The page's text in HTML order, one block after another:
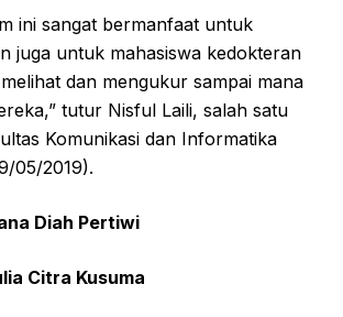
ini sangat bermanfaat untuk
juga untuk mahasiswa kedokteran
dan mengukur sampai mana
tutur Nisful Laili, salah satu
Komunikasi dan Informatika
05/2019).
Diah Pertiwi
Citra Kusuma